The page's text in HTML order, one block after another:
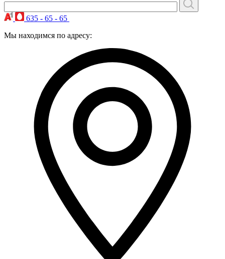
635 - 65 - 65
Мы находимся по адресу: